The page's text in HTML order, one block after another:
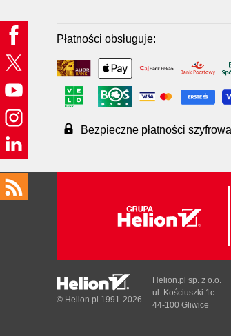
Płatności obsługuje:
Bezpieczne płatności
© Helion.pl 1991-2026
Helion.pl sp. z o.o.
ul. Kościuszki 1c
44-100 Gliwice